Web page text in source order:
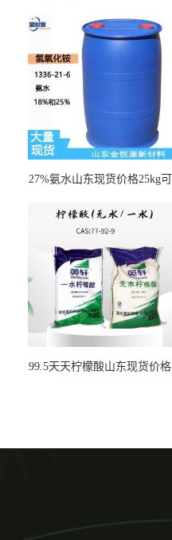
27%氨水山东现货价格25kg可
99.5天天柠檬酸山东现货价格